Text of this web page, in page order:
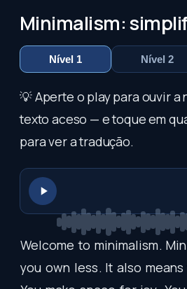
Minimalism:
Nível 1 Nível 2
💡 Aperte o play para ouvir a
texto aceso — e toque em
para ver a tradução.
Welcome to minimalism.
you own less. It also means